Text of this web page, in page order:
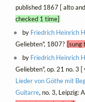
published 1867 [ alto
checked 1 time]
by Friedrich Heinrich
Geliebten", 1807? [sung
by Friedrich Heinrich
Geliebten", op. 21 no. 3
Lieder von Göthe mit
Guitarre, no. 3, Leipzig: